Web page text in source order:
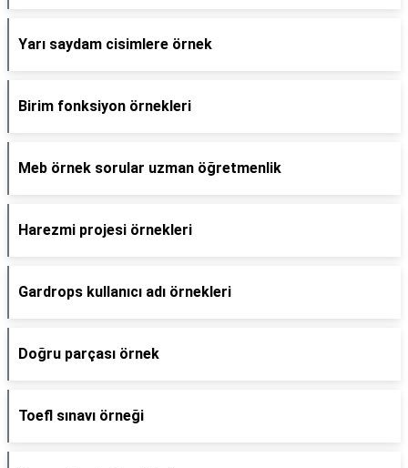
Yarı saydam cisimlere örnek
Birim fonksiyon örnekleri
Meb örnek sorular uzman öğretmenlik
Harezmi projesi örnekleri
Gardrops kullanıcı adı örnekleri
Doğru parçası örnek
Toefl sınavı örneği